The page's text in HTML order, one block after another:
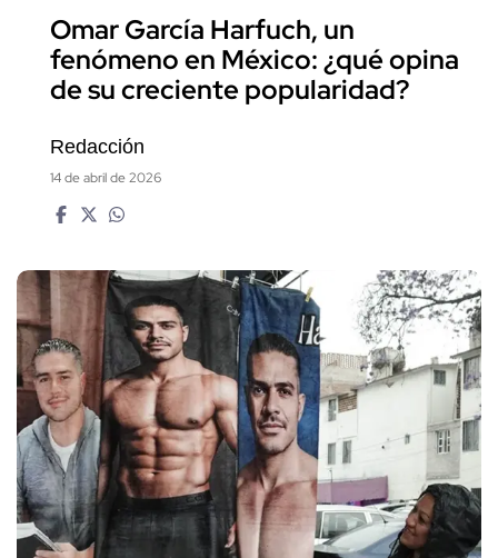
Omar García Harfuch, un
fenómeno en México: ¿qué opina
de su creciente popularidad?
Redacción
14 de abril de 2026